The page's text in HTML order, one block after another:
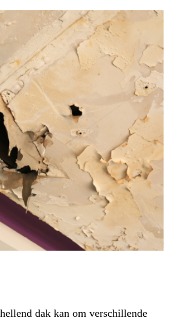
dak kan om verschillende